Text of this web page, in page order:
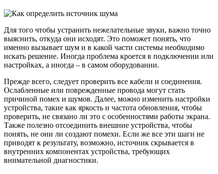
Для того чтобы устранить нежелательные звуки, важно точно
выяснить, откуда они исходят. Это поможет понять, что
именно вызывает шум и в какой части системы необходимо
искать решение. Иногда проблема кроется в подключении или
настройках, а иногда – в самом оборудовании.
Прежде всего, следует проверить все кабели и соединения.
Ослабленные или поврежденные провода могут стать
причиной помех и шумов. Далее, можно изменить настройки
устройства, такие как яркость и частота обновления, чтобы
проверить, не связано ли это с особенностями работы экрана.
Также полезно отсоединить внешние устройства, чтобы
понять, не они ли создают помехи. Если же все эти шаги не
приводят к результату, возможно, источник скрывается в
внутренних компонентах устройства, требующих
внимательной диагностики.